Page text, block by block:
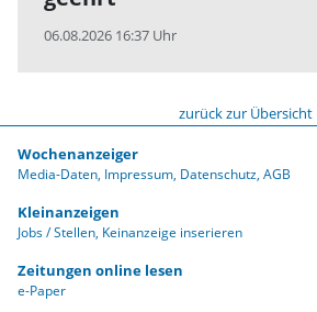
06.08.2026 16:37 Uhr
zurück zur Übersicht
Wochenanzeiger
Media-Daten Impressum Datenschutz AGB
Kleinanzeigen
Jobs / Stellen Keinanzeige inserieren
Zeitungen online lesen
e-Paper